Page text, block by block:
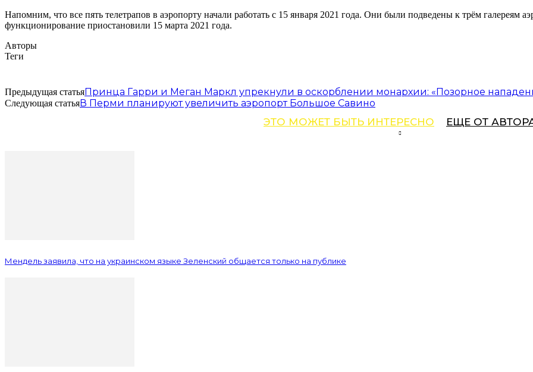
Напомним, что все пять телетрапов в аэропорту начали работать с 15 января 2021 года. Они были подведены к трём галереям
функционирование приостановили 15 марта 2021 года.
Авторы
Теги
Предыдущая статьяПринца Гарри и Меган Маркл упрекнули в оскорблении монархии: «Позорное
Следующая статьяВ Перми планируют увеличить аэропорт Большое Савино
ЭТО МОЖЕТ БЫТЬ ИНТЕРЕСНО ЕЩЕ ОТ
Мендель заявила, что на украинском языке Зеленский общается только на публике